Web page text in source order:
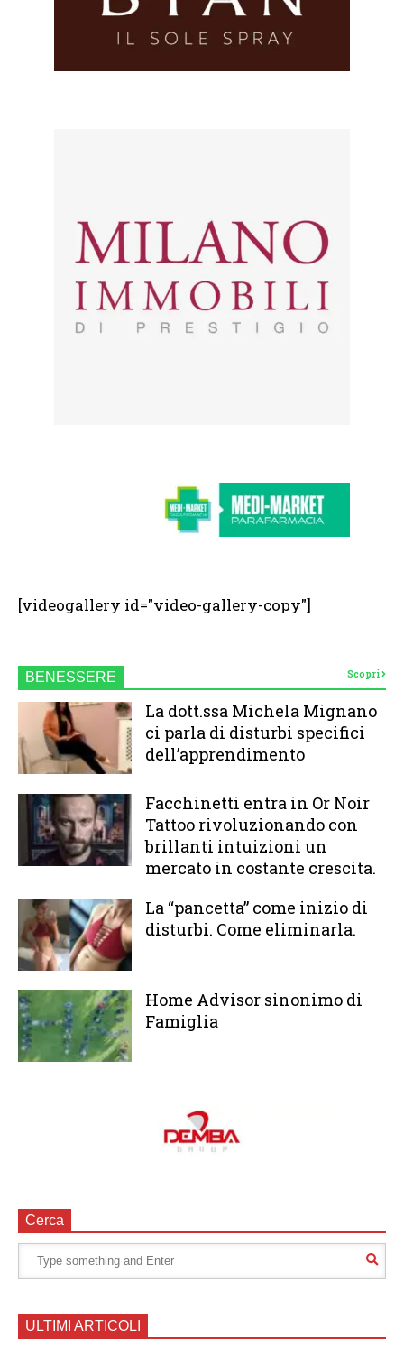
[videogallery id="video-gallery-copy"]
BENESSERE Scopri
La dott.ssa Michela Mignano
ci parla di disturbi specifici
dell’apprendimento
Facchinetti entra in Or Noir
Tattoo rivoluzionando con
brillanti intuizioni un
mercato in costante crescita.
La “pancetta” come inizio di
disturbi. Come eliminarla.
Home Advisor sinonimo di
Famiglia
Cerca
ULTIMI ARTICOLI